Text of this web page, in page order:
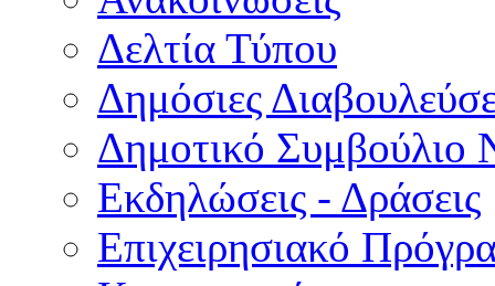
Δελτία Τύπου
Δημόσιες
Δημοτικό Συμβούλιο
Εκδηλώσεις - Δράσεις
Επιχειρησιακό